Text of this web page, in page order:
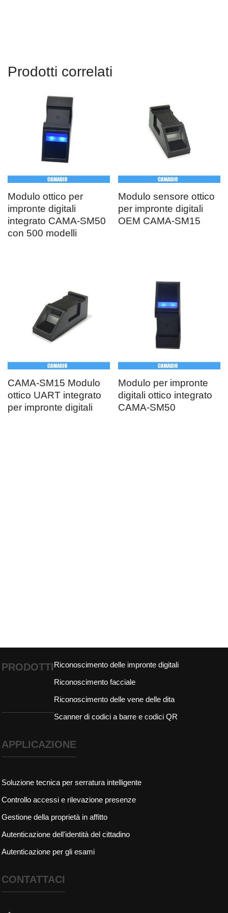
Prodotti correlati
Modulo ottico per
impronte digitali
integrato CAMA-SM50
con 500 modelli
Modulo sensore ottico
per impronte digitali
OEM CAMA-SM15
CAMA-SM15 Modulo
ottico UART integrato
per impronte digitali
Modulo per impronte
digitali ottico integrato
CAMA-SM50
PRODOTTIRiconoscimento delle impronte digitali
Riconoscimento facciale
Riconoscimento delle vene delle dita
Scanner di codici a barre e codici QR
APPLICAZIONE
Soluzione tecnica per serratura intelligente
Controllo accessi e rilevazione presenze
Gestione della proprietà in affitto
Autenticazione dell'identità del cittadino
Autenticazione per gli esami
CONTATTACI